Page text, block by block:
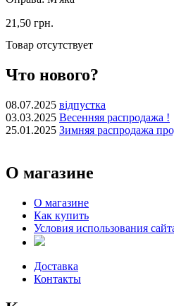
21,50 грн.
Товар отсутствует
Что нового?
08.07.2025 відпустка
03.03.2025 Весенняя распродажа !
25.01.2025 Зимняя распродажа
О магазине
О магазине
Как купить
Условия использования
Доставка
Контакты